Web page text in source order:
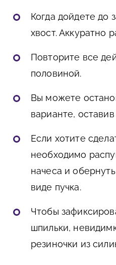
Когда дойдете до
хвост. Аккуратно
Повторите все
половиной.
Вы можете
варианте,
Если хотите
необходимо
начеса и
виде пучка.
Чтобы
шпильки,
резиночки из